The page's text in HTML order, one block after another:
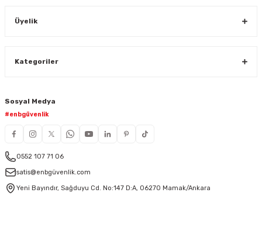
Üyelik
Kategoriler
Sosyal Medya
#enbgüvenlik
0552 107 71 06
satis@enbgüvenlik.com
Yeni Bayındır, Sağduyu Cd. No:147 D:A, 06270 Mamak/Ankara